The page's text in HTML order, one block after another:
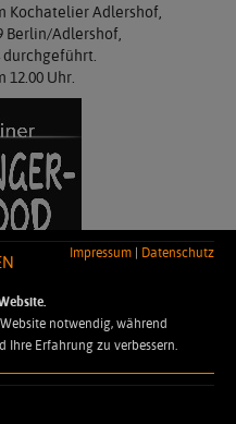
Impressum | Datenschutz
notwendig, während
Ihre Erfahrung zu verbessern.
Kochatelier Adlershof,
Berlin/Adlershof,
durchgeführt.
Uhr.